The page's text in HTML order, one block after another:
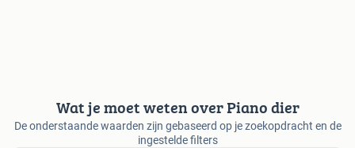
Wat je moet weten over Piano dier
De onderstaande waarden zijn gebaseerd op je zoekopdracht en de
ingestelde filters